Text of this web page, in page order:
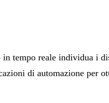
tempo reale individua i
di automazione per